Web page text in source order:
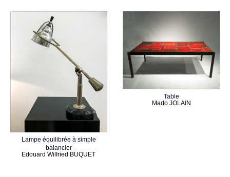
Lampe équilibrée à simple
balancier
Edouard Wilfried BUQUET
Table
Mado JOLAIN